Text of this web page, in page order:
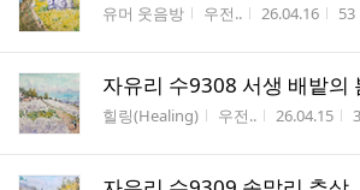
게시판명
유머 웃음방 작성자
우전.. 작성시간
26.04.16 조
53
자유리 수9308 서생 배밭의
게시판명
힐링(Healing) 작성자
우전.. 작성시간
26.04.15